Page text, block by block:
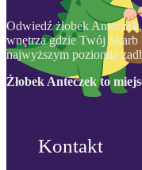
Odwiedź żłobek
wnętrza gdzie Twój Skarb
najwyższym poziomie
Żłobek Anteczek to
Kontakt